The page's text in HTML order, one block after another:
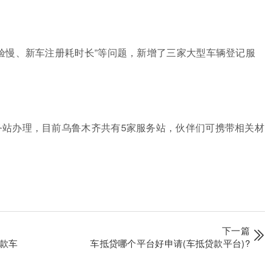
、新车注册耗时长”等问题，新增了三家大型车辆登记服
办理，目前乌鲁木齐共有5家服务站，伙伴们可携带相关材
车
下一篇
车抵贷哪个平台好申请(车抵贷款平台)?